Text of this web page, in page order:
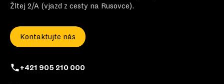
Žltej 2/A (vjazd z cesty na Rusovce).
Kontaktujte nás
+421 905 210 000